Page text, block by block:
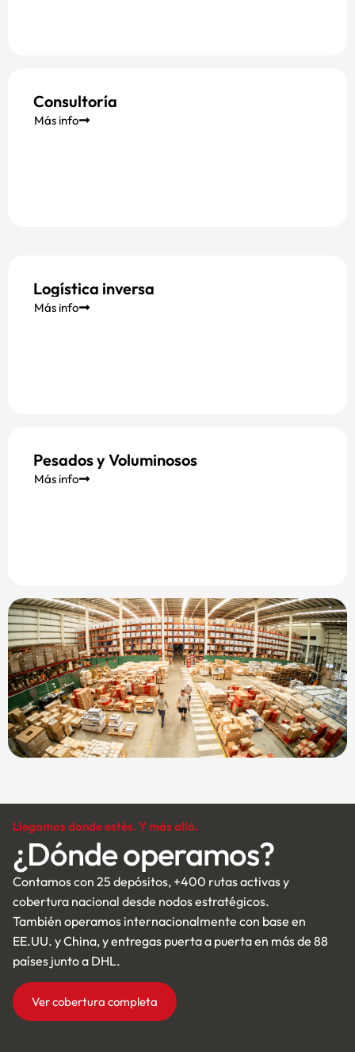
Consultoría
Más info
Logística inversa
Más info
Pesados y Voluminosos
Más info
Llegamos donde estés. Y más allá.
¿Dónde operamos?
Contamos con 25 depósitos, +400 rutas activas y
cobertura nacional desde nodos estratégicos.
También operamos internacionalmente con base en
EE.UU. y China, y entregas puerta a puerta en más de 88
países junto a DHL.
Ver cobertura completa